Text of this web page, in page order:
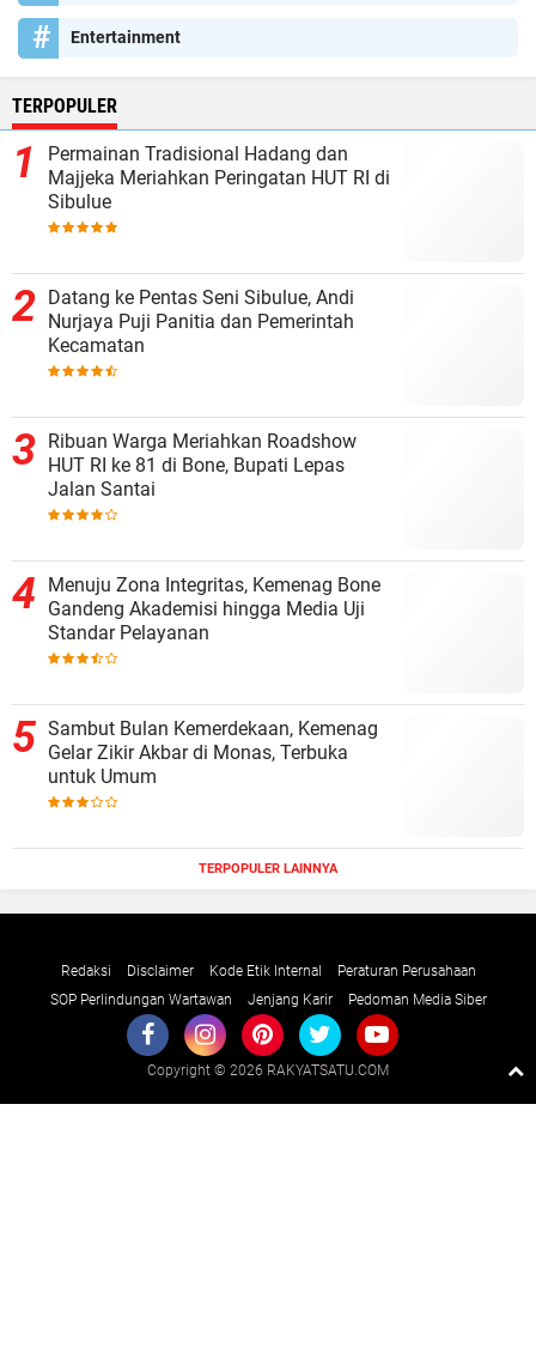
Entertainment
TERPOPULER
Permainan Tradisional Hadang dan
Majjeka Meriahkan Peringatan HUT RI di
Sibulue
Datang ke Pentas Seni Sibulue, Andi
Nurjaya Puji Panitia dan Pemerintah
Kecamatan
Ribuan Warga Meriahkan Roadshow
HUT RI ke 81 di Bone, Bupati Lepas
Jalan Santai
Menuju Zona Integritas, Kemenag Bone
Gandeng Akademisi hingga Media Uji
Standar Pelayanan
Sambut Bulan Kemerdekaan, Kemenag
Gelar Zikir Akbar di Monas, Terbuka
untuk Umum
TERPOPULER LAINNYA
Redaksi Disclaimer Kode Etik Internal
Peraturan Perusahaan
SOP Perlindungan Wartawan
Jenjang Karir Pedoman Media Siber
Copyright © 2026 RAKYATSATU.COM
Raushan